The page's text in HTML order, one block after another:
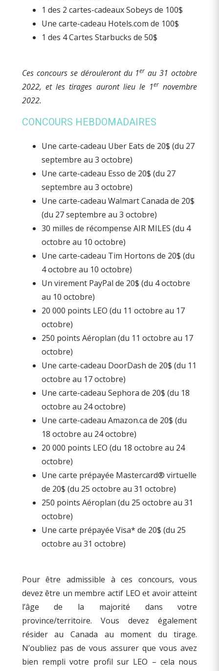
1 des 2 cartes-cadeaux Sobeys de 100$
Une carte-cadeau Hotels.com de 100$
1 des 4 Cartes Starbucks de 50$
Ces concours se dérouleront du 1er au 31 octobre
2022, et les tirages auront lieu le 1er novembre
2022.
CONCOURS HEBDOMADAIRES
Une carte-cadeau Uber Eats de 20$ (du 27
septembre au 3 octobre)
Une carte-cadeau Esso de 20$ (du 27
septembre au 3 octobre)
Une carte-cadeau Walmart Canada de 20$
(du 27 septembre au 3 octobre)
30 milles de récompense AIR MILES (du 4
octobre au 10 octobre)
Une carte-cadeau Tim Hortons de 20$ (du
4 octobre au 10 octobre)
Un virement PayPal de 20$ (du 4 octobre
au 10 octobre)
20 000 points LEO (du 11 octobre au 17
octobre)
250 points Aéroplan (du 11 octobre au 17
octobre)
Une carte-cadeau DoorDash de 20$ (du 11
octobre au 17 octobre)
Une carte-cadeau Sephora de 20$ (du 18
octobre au 24 octobre)
Une carte-cadeau Amazon.ca de 20$ (du
18 octobre au 24 octobre)
20 000 points LEO (du 18 octobre au 24
octobre)
Une carte prépayée Mastercard® virtuelle
de 20$ (du 25 octobre au 31 octobre)
250 points Aéroplan (du 25 octobre au 31
octobre)
Une carte prépayée Visa* de 20$ (du 25
octobre au 31 octobre)
Pour être admissible à ces concours, vous
devez être un membre actif LEO et avoir atteint
l’âge de la majorité dans votre
province/territoire. Vous devez également
résider au Canada au moment du tirage.
N’oubliez pas de vous assurer que vous avez
bien rempli votre profil sur LEO – cela nous